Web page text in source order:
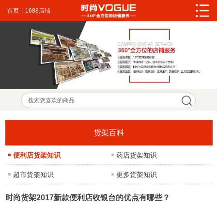
首页 1688店铺
货架百科
便利店货架知识 药店货架知识
超市货架知识 更多货架知识
时尚货架2017新款便利店收银台的优点有哪些？